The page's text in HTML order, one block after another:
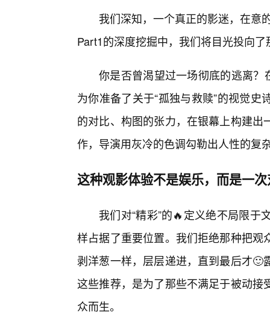
我们深知，一个真正的影迷，在意
Part1的深度挖掘中，我们将目光投向
你是否曾渴望过一场彻底的逃离？
为你准备了关于“孤独与救赎”的视觉
的对比、构图的张力，在银幕上构建
作，导演用灰冷的色调勾勒出人性的复
这种观影体验不是娱乐，而是一
我们对“精彩”的🔥定义绝不局限
样占据了重要位置。我们拒绝那种把
剥洋葱一样，层层递进，直到最后才
这些推荐，是为了那些不满足于被动
众而生。